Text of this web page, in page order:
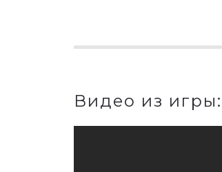
Видео из игры: